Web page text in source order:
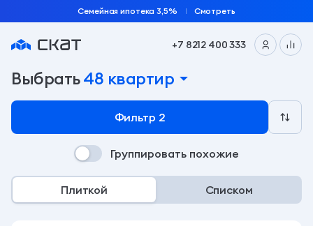
Семейная ипотека 3,5% Смотреть
+7 8212 400 333
Подобрать квартиру по параметрам на сайте
Выбрать48 квартир
Фильтр 2
Плиткой Списком
Группировать похожие